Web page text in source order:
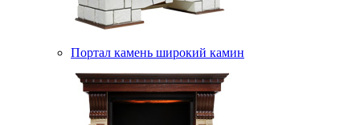
Портал камень широкий камин